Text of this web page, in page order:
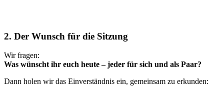
2. Der Wunsch für die Sitzung
Wir fragen:
Was wünscht ihr euch heute – jeder für sich und als Paar?
Dann holen wir das Einverständnis ein, gemeinsam zu erkunden: